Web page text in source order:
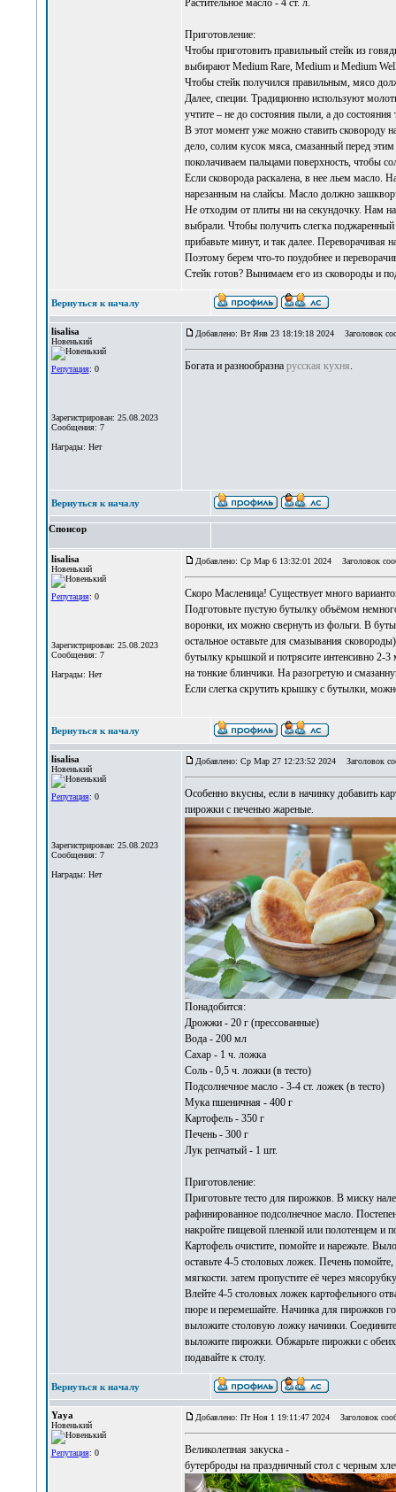
Растительное масло - 4 ст. л.
Приготовление:
Чтобы приготовить правильный стейк из
выбирают Medium Rare, Medium и Medium
Чтобы стейк получился правильным, мясо
Далее, специи. Традиционно используют
учтите – не до состояния пыли, а до состояния
В этот момент уже можно ставить сковороду
дело, солим кусок мяса, смазанный перед
поколачиваем пальцами поверхность, чтобы
Если сковорода раскалена, в нее льем масло.
нарезанным на слайсы. Масло должно
Не отходим от плиты ни на секундочку. Нам
выбрали. Чтобы получить слегка
прибавьте минут, и так далее. Переворачивая
Поэтому берем что-то поудобнее и
Стейк готов? Вынимаем его из сковороды и
Вернуться к началу
lisalisa
Новенький
Репутация: 0
Зарегистрирован: 25.08.2023
Сообщения: 7
Награды: Нет
Добавлено: Вт Янв 23 18:19:18 2024 Заголовок
Богата и разнообразна русская кухня.
Вернуться к началу
Спонсор
lisalisa
Новенький
Репутация: 0
Зарегистрирован: 25.08.2023
Сообщения: 7
Награды: Нет
Добавлено: Ср Мар 6 13:32:01 2024 Заголовок
Скоро Масленица! Существует много
Подготовьте пустую бутылку объёмом
воронки, их можно свернуть из фольги. В
остальное оставьте для смазывания
бутылку крышкой и потрясите интенсивно 2-
на тонкие блинчики. На разогретую и
Если слегка скрутить крышку с бутылки,
Вернуться к началу
lisalisa
Новенький
Репутация: 0
Зарегистрирован: 25.08.2023
Сообщения: 7
Награды: Нет
Добавлено: Ср Мар 27 12:23:52 2024 Заголовок
Особенно вкусны, если в начинку добавить
пирожки с печенью жареные.
Понадобится:
Дрожжи - 20 г (прессованные)
Вода - 200 мл
Сахар - 1 ч. ложка
Соль - 0,5 ч. ложки (в тесто)
Подсолнечное масло - 3-4 ст. ложек (в тесто)
Мука пшеничная - 400 г
Картофель - 350 г
Печень - 300 г
Лук репчатый - 1 шт.
Приготовление:
Приготовьте тесто для пирожков. В миску
рафинированное подсолнечное масло.
накройте пищевой пленкой или полотенцем и
Картофель очистите, помойте и нарежьте.
оставьте 4-5 столовых ложек. Печень
мягкости. затем пропустите её через
Влейте 4-5 столовых ложек картофельного
пюре и перемешайте. Начинка для пирожков
выложите столовую ложку начинки.
выложите пирожки. Обжарьте пирожки с
подавайте к столу.
Вернуться к началу
Yaya
Новенький
Репутация: 0
Добавлено: Пт Ноя 1 19:11:47 2024 Заголовок
Великолепная закуска -
бутерброды на праздничный стол с черным